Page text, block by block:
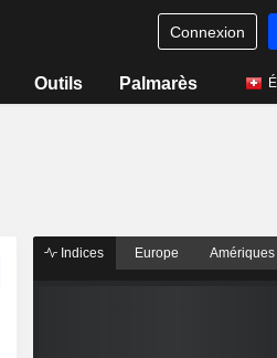
Connexion
Outils Palmarès
Indices Europe Amériques